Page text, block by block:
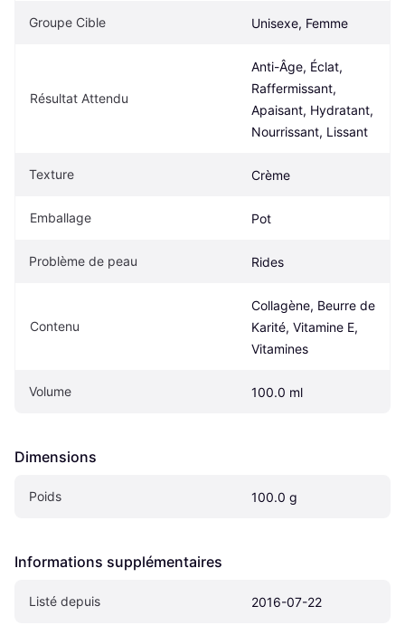
Groupe Cible Unisexe, Femme
Résultat Attendu
Anti-Âge, Éclat,
Raffermissant,
Apaisant, Hydratant,
Nourrissant, Lissant
Texture Crème
Emballage Pot
Problème de peau Rides
Contenu
Collagène, Beurre de
Karité, Vitamine E,
Vitamines
Volume 100.0 ml
Dimensions
Poids 100.0 g
Informations supplémentaires
Listé depuis 2016-07-22